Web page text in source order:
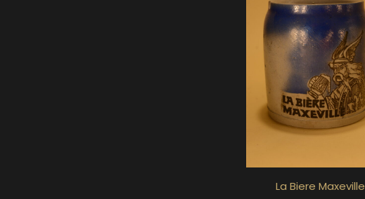
La Biere Maxeville